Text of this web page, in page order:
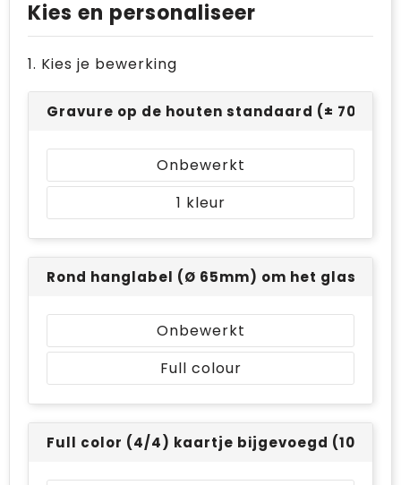
Kies en personaliseer
1. Kies je bewerking
Gravure op de houten standaard (± 70 x 30
Onbewerkt
1
Rond hanglabel (Ø 65mm) om het
Onbewerkt
Full colour
Full color (4/4) kaartje bijgevoegd (105 x